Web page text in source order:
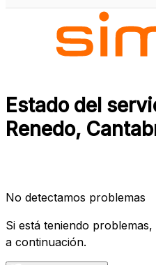
Estado del
Renedo,
No detectamos problemas
Si está teniendo
a continuación.